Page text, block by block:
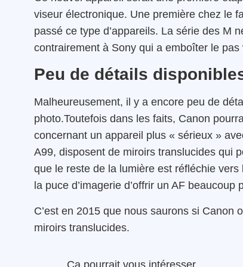
viseur électronique. Une première chez le
passé ce type d’appareils. La série des M
contrairement à Sony qui a emboîter le
Peu de détails
Malheureusement, il y a encore peu de
photo.Toutefois dans les faits, Canon
concernant un appareil plus « sérieux »
A99, disposent de miroirs translucides qui
que le reste de la lumière est réfléchie
la puce d’imagerie d’offrir un AF beaucoup
C’est en 2015 que nous saurons si Canon
miroirs translucides.
Ça pourrait vous intéresser